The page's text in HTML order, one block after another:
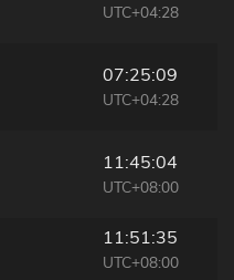
UTC+04:28
07:25:09
UTC+04:28
11:45:04
UTC+08:00
11:51:35
UTC+08:00